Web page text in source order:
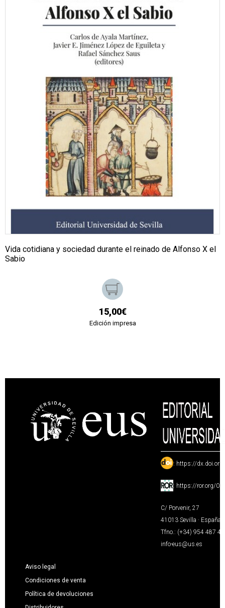
Vida cotidiana y sociedad durante el reinado de Alfonso X el
Sabio
15,00€
Edición impresa
: https://
: https://ror.org/
C/ Porvenir, 27
41013 Sevilla · España
Tfno.: (+34) 954 487
info-eus@us.es
Aviso legal
Condiciones de venta
Política de devoluciones